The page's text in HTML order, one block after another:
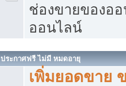
ช่องขายของอ
ออนไลน์
ประกาศฟรี ไม่มี หมดอายุ
เพิ่มยอดขาย